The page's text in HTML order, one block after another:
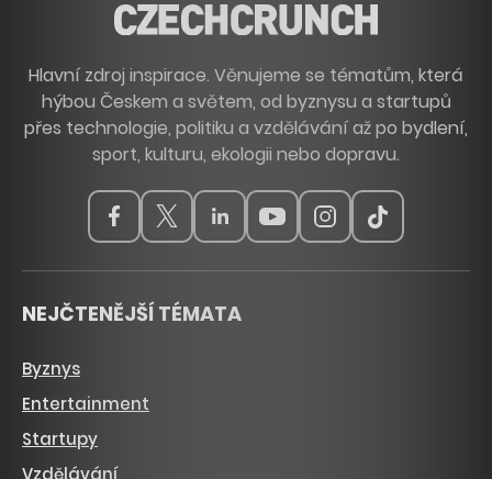
Hlavní zdroj inspirace. Věnujeme se tématům, která
hýbou Českem a světem, od byznysu a startupů
přes technologie, politiku a vzdělávání až po bydlení,
sport, kulturu, ekologii nebo dopravu.
NEJČTENĚJŠÍ TÉMATA
Byznys
Entertainment
Startupy
Vzdělávání